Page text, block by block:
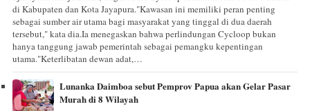
di Kabupaten dan Kota Jayapura."Kawasan ini memiliki peran penting
sebagai sumber air utama bagi masyarakat yang tinggal di dua daerah
tersebut," kata dia.Ia menegaskan bahwa perlindungan Cycloop bukan
hanya tanggung jawab pemerintah sebagai pemangku kepentingan
utama."Keterlibatan dewan adat,…
Lunanka Daimboa sebut Pemprov Papua akan Gelar Pasar
Murah di 8 Wilayah